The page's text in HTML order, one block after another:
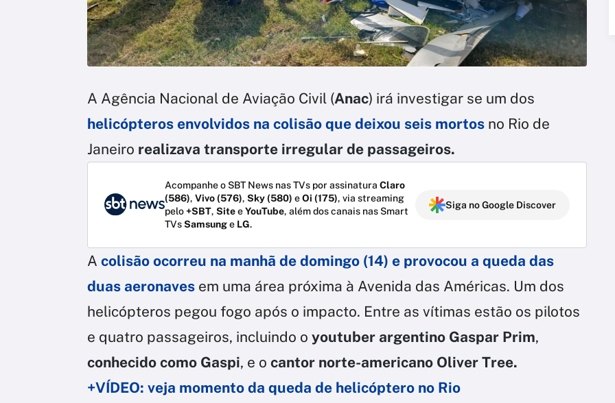
A Agência Nacional de Aviação Civil (Anac) irá investigar se um dos
helicópteros envolvidos na colisão que deixou seis mortos no Rio de
Janeiro realizava transporte irregular de passageiros.
Acompanhe o SBT News nas TVs por assinatura Claro
(586), Vivo (576), Sky (580) eOi (175), via streaming
pelo+SBT, SiteeYouTube, além dos canais nas Smart
TVsSamsunge LG.
Siga no Google Discover
A colisão ocorreu na manhã de domingo (14) e provocou a queda das
duas aeronaves em uma área próxima à Avenida das Américas. Um dos
helicópteros pegou fogo após o impacto. Entre as vítimas estão os pilotos
e quatro passageiros, incluindo o youtuber argentino Gaspar Prim,
conhecido como Gaspi, e o cantor norte-americano Oliver Tree.
+VÍDEO: veja momento da queda de helicóptero no Rio